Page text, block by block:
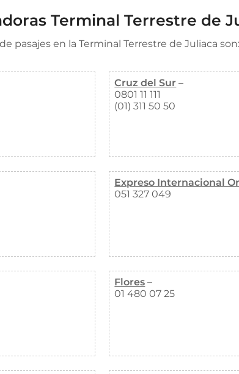
Terminal Terrestre de
pasajes en la Terminal Terrestre de Juliaca son:
Cruz del Sur –
0801 11 111
(01) 311 50 50
Expreso Internacional
051 327 049
Flores –
01 480 07 25